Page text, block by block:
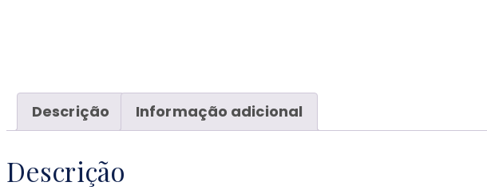
Descrição Informação adicional
Descrição